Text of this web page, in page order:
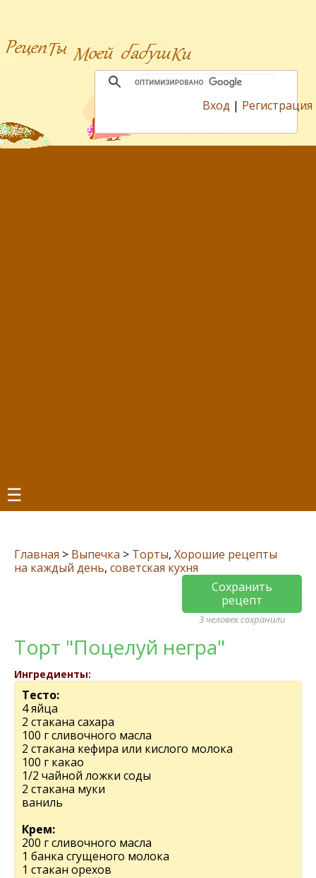
Вход | Регистрация
☰
Главная > Выпечка > Торты, Хорошие рецепты
на каждый день, советская кухня
Сохранить
рецепт
3 человек сохранили
Торт "Поцелуй негра"
Ингредиенты:
Тесто:
4 яйца
2 стакана сахара
100 г сливочного масла
2 стакана кефира или кислого молока
100 г какао
1/2 чайной ложки соды
2 стакана муки
ваниль
Крем:
200 г сливочного масла
1 банка сгущеного молока
1 стакан орехов